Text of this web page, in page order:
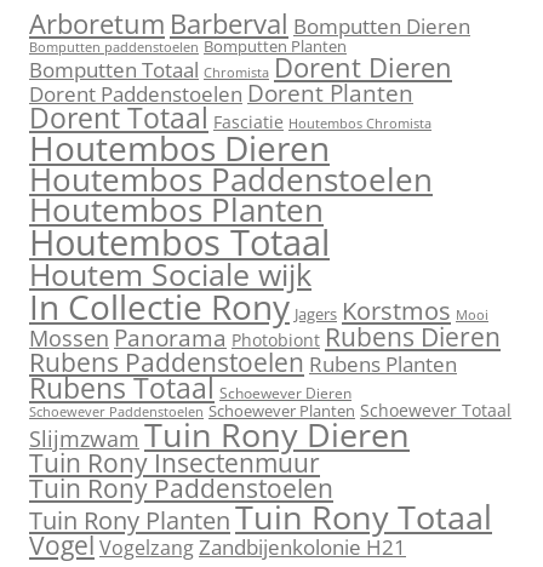
Arboretum Barberval Bomputten Dieren
Bomputten paddenstoelen Bomputten Planten
Bomputten Totaal Chromista Dorent Dieren
Dorent Paddenstoelen Dorent Planten
Dorent Totaal Fasciatie Houtembos Chromista
Houtembos Dieren
Houtembos Paddenstoelen
Houtembos Planten
Houtembos Totaal
Houtem Sociale wijk
In Collectie Rony Jagers Korstmos Mooi
Mossen Panorama Photobiont Rubens Dieren
Rubens Paddenstoelen Rubens Planten
Rubens Totaal Schoewever Dieren
Schoewever Paddenstoelen Schoewever Planten Schoewever Totaal
Slijmzwam Tuin Rony Dieren
Tuin Rony Insectenmuur
Tuin Rony Paddenstoelen
Tuin Rony PlantenTuin Rony Totaal
VogelVogelzangZandbijenkolonie H21